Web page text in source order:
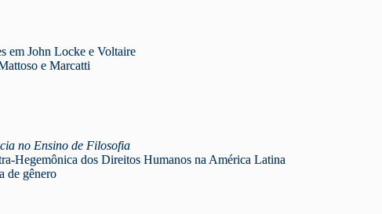
em John Locke e Voltaire
e Marcatti
no Ensino de Filosofia
Hegemônica dos Direitos Humanos na América Latina
de gênero